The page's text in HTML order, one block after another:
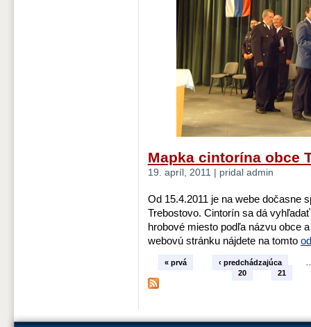
Mapka cintorína obce
19. apríl, 2011 | pridal admin
Od 15.4.2011 je na webe dočasne
Trebostovo. Cintorín sa dá
hrobové miesto podľa názvu obce
webovú stránku nájdete na tomto
« prvá ‹ predchádzajúca
20 21